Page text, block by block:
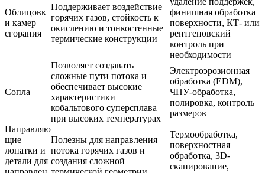
Облицовк
и камер
сгорания
Поддерживает воздействие
горячих газов, стойкость к
окислению и тонкостенные
термические конструкции
финишная обработка
поверхности, КТ- или
рентгеновский
контроль при
необходимости
Сопла
Позволяет создавать
сложные пути потока и
обеспечивает высокие
характеристики
кобальтового суперсплава
при высоких температурах
Электроэрозионная
обработка (EDM),
ЧПУ-обработка,
полировка, контроль
размеров
Направляю
щие
лопатки и
детали для
Полезны для направления
потока горячих газов и
создания сложной
Термообработка,
поверхностная
обработка, 3D-
сканирование,